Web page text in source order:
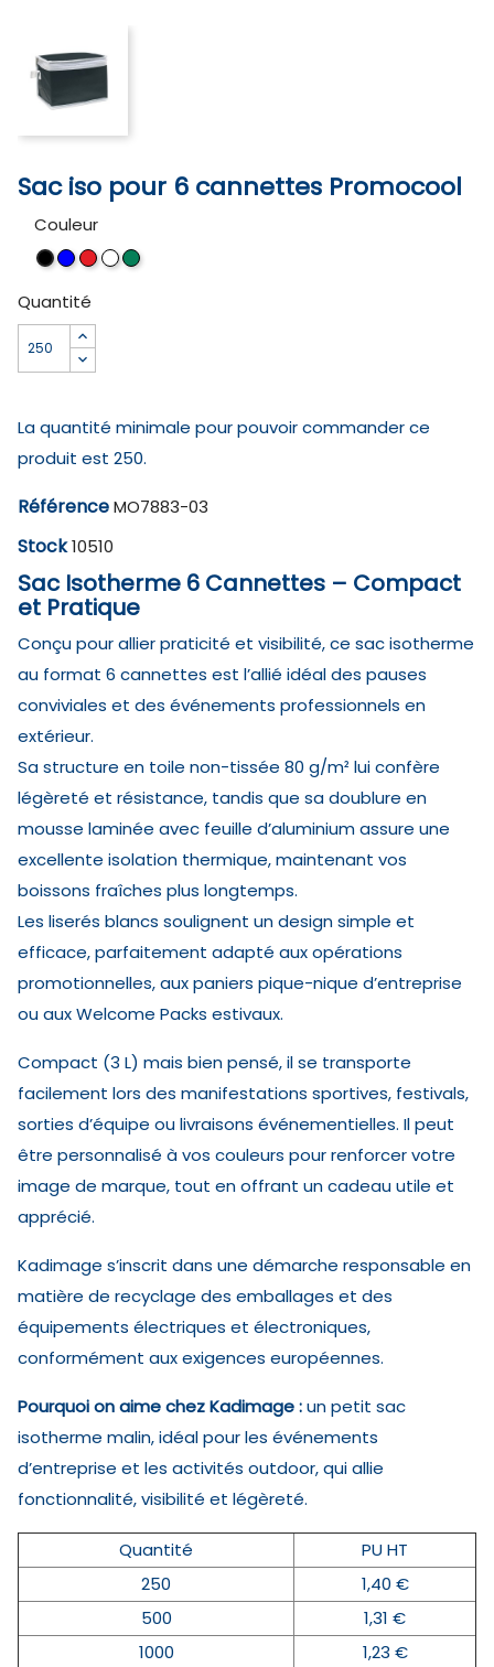
Sac iso pour 6 cannettes Promocool
Couleur
NoirBleuRouge
BlancVert
Quantité
La quantité minimale pour pouvoir commander ce
produit est 250.
RéférenceMO7883-03
Stock10510
Sac Isotherme 6 Cannettes – Compact
et Pratique
Conçu pour allier praticité et visibilité, ce sac isotherme
au format 6 cannettes est l’allié idéal des pauses
conviviales et des événements professionnels en
extérieur.
Sa structure en toile non-tissée 80 g/m² lui confère
légèreté et résistance, tandis que sa doublure en
mousse laminée avec feuille d’aluminium assure une
excellente isolation thermique, maintenant vos
boissons fraîches plus longtemps.
Les liserés blancs soulignent un design simple et
efficace, parfaitement adapté aux opérations
promotionnelles, aux paniers pique-nique d’entreprise
ou aux Welcome Packs estivaux.
Compact (3 L) mais bien pensé, il se transporte
facilement lors des manifestations sportives, festivals,
sorties d’équipe ou livraisons événementielles. Il peut
être personnalisé à vos couleurs pour renforcer votre
image de marque, tout en offrant un cadeau utile et
apprécié.
Kadimage s’inscrit dans une démarche responsable en
matière de recyclage des emballages et des
équipements électriques et électroniques,
conformément aux exigences européennes.
Pourquoi on aime chez Kadimage :un petit sac
isotherme malin, idéal pour les événements
d’entreprise et les activités outdoor, qui allie
fonctionnalité, visibilité et légèreté.
Quantité
PU HT
250
1,40 €
500
1,31 €
1000
1,23 €